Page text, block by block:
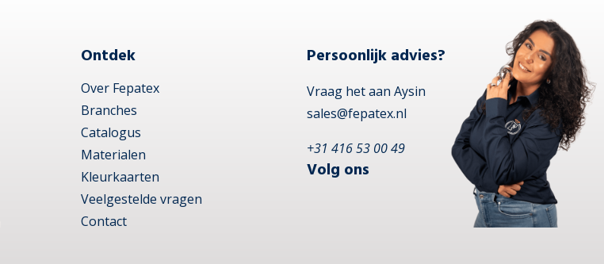
Ontdek
Over Fepatex
Branches
Catalogus
Materialen
Kleurkaarten
Veelgestelde vragen
Contact
Persoonlijk advies?
Vraag het aan Aysin
sales@fepatex.nl
+31 416 53 00 49
Volg ons